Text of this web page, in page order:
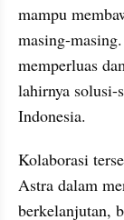
mampu
masing-
memperluas
lahirnya solusi-
Indonesia.
Kolaborasi
Astra dalam
berkelanjutan,